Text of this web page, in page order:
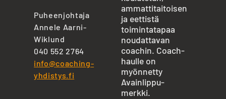
Puheenjohtaja
Annele Aarni-
Wiklund
040 552 2764
info@coaching-
yhdistys.fi
ammattitaitoisen
ja eettistä
toimintatapaa
noudattavan
coachin. Coach-
haulle on
myönnetty
Avainlippu-
merkki.